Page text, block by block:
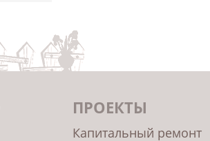
ПРОЕКТЫ
Капитальный ремонт